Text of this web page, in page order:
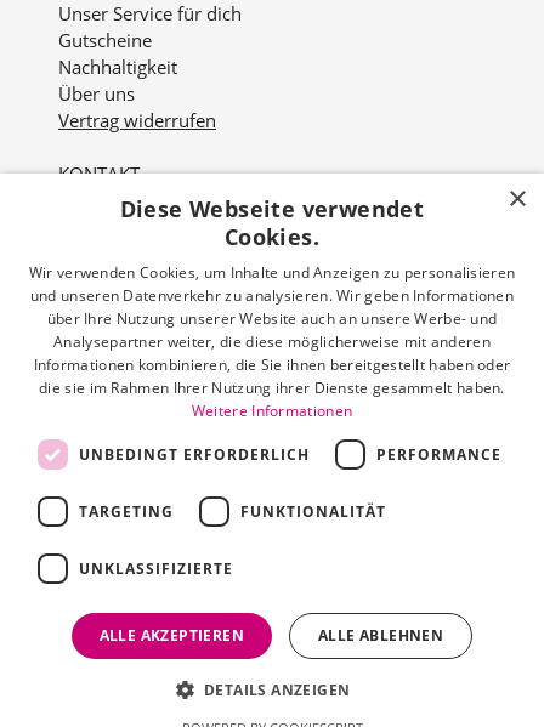
Unser Service für dich
Gutscheine
Nachhaltigkeit
Über uns
Vertrag widerrufen
KONTAKT
Nordviver 2
Öffnungszeiten:
Mo - Fr: 10:00 - 18:00 Uhr
Sa: 10:00 - 16:00 Uhr
Tel: 04161 512 251
Zahlungsarten
FacebookInstagram
Shop erstellt mit
VersaCommerce.
×
Diese Webseite verwendet
Cookies.
Wir verwenden Cookies, um Inhalte und Anzeigen zu personalisieren
und unseren Datenverkehr zu analysieren. Wir geben Informationen
über Ihre Nutzung unserer Website auch an unsere Werbe- und
Analysepartner weiter, die diese möglicherweise mit anderen
Informationen kombinieren, die Sie ihnen bereitgestellt haben oder
die sie im Rahmen Ihrer Nutzung ihrer Dienste gesammelt haben.
Weitere Informationen
UNBEDINGT ERFORDERLICH PERFORMANCE
TARGETING FUNKTIONALITÄT
UNKLASSIFIZIERTE
ALLE AKZEPTIEREN ALLE ABLEHNEN
DETAILS ANZEIGEN